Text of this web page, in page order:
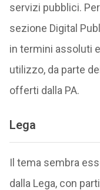
servizi pubblici.
sezione Digital
in termini assoluti
utilizzo, da parte
offerti dalla PA.
Lega
Il tema sembra
dalla Lega, con